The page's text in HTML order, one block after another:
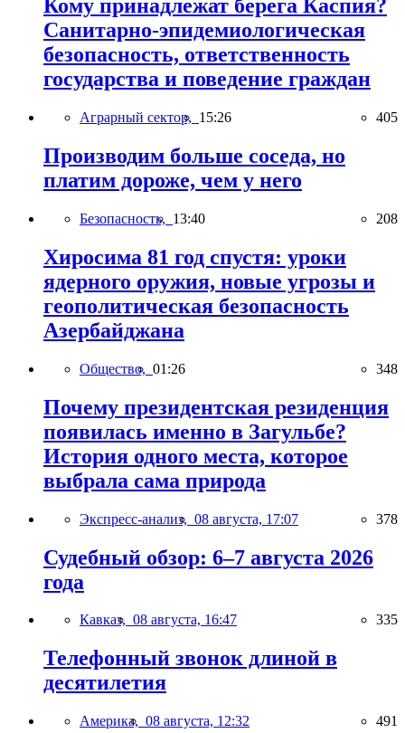
Кому принадлежат берега Каспия?
Санитарно-эпидемиологическая
безопасность, ответственность
государства и поведение граждан
Аграрный сектор, 15:26 405
Производим больше соседа, но
платим дороже, чем у него
Безопасность, 13:40 208
Хиросима 81 год спустя: уроки
ядерного оружия, новые угрозы и
геополитическая безопасность
Азербайджана
Общество, 01:26 348
Почему президентская резиденция
появилась именно в Загульбе?
История одного места, которое
выбрала сама природа
Экспресс-анализ, 08 августа, 17:07 378
Судебный обзор: 6–7 августа 2026
года
Кавказ, 08 августа, 16:47 335
Телефонный звонок длиной в
десятилетия
Америка, 08 августа, 12:32 491